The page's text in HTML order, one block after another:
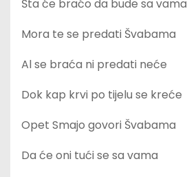
Šta će braćo da bude sa vama
Mora te se predati Švabama
Al se braća ni predati neće
Dok kap krvi po tijelu se kreće
Opet Smajo govori Švabama
Da će oni tući se sa vama